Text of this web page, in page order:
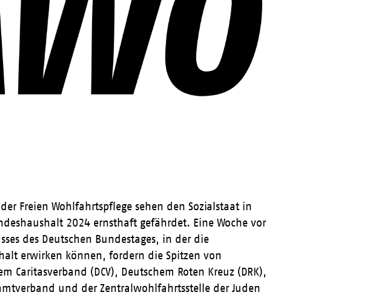
Freien Wohlfahrtspflege sehen den Sozialstaat in
2024 ernsthaft gefährdet. Eine Woche vor
des Deutschen Bundestages, in der die
erwirken können, fordern die Spitzen von
Caritasverband (DCV), Deutschem Roten Kreuz (DRK),
und der Zentralwohlfahrtsstelle der Juden